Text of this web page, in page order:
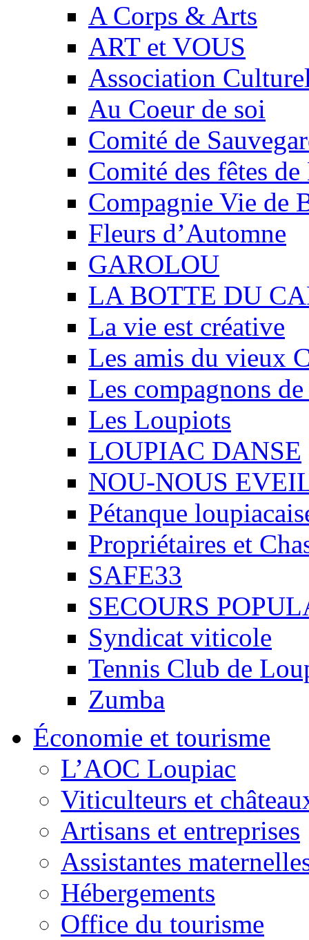
A Corps & Arts
ART et VOUS
Association
Au Coeur de soi
Comité de
Comité des fêtes
Compagnie Vie de
Fleurs d’Automne
GAROLOU
LA BOTTE DU
La vie est créative
Les amis du vieux
Les compagnons
Les Loupiots
LOUPIAC DANSE
NOU-NOUS
Pétanque
Propriétaires et
SAFE33
SECOURS
Syndicat viticole
Tennis Club de
Zumba
Économie et tourisme
L’AOC Loupiac
Viticulteurs et
Artisans et entreprises
Assistantes
Hébergements
Office du tourisme